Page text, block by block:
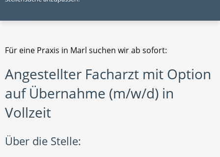
Für eine Praxis in Marl suchen wir ab sofort:
Angestellter Facharzt mit Option
auf Übernahme (m/w/d) in
Vollzeit
Über die Stelle: